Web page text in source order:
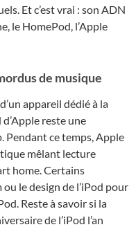
Et c’est vrai : son ADN
le HomePod, l’Apple
de musique
appareil dédié à la
reste une
Pendant ce temps, Apple
mêlant lecture
home. Certains
le design de l’iPod pour
Reste à savoir si la
de l’iPod l’an